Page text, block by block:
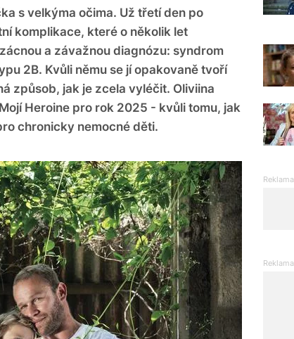
s velkýma očima. Už třetí den po
komplikace, které o několik let
a závažnou diagnózu: syndrom
2B. Kvůli němu se jí opakovaně tvoří
způsob, jak je zcela vyléčit. Oliviina
Heroine pro rok 2025 - kvůli tomu, jak
chronicky nemocné děti.